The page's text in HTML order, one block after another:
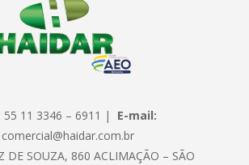
55 11 3346 – 6911 | E-mail:
comercial@haidar.com.br
DE SOUZA, 860 ACLIMAÇÃO – SÃO